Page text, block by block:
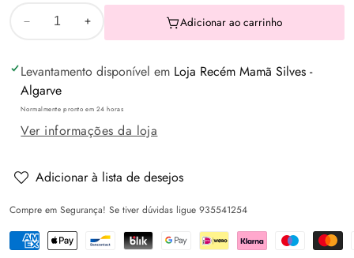
Diminuir
quantidade
de
Chapéu
para
proteção
50+
-
quantidade
Chapéu
para
proteção
50+
Adicionar ao carrinho
Levantamento disponível em Loja Recém Mamã Silves -
Algarve
Normalmente pronto em 24 horas
Ver informações da loja
Adicionar à lista de desejos
Compre em Segurança! Se tiver dúvidas ligue 935541254